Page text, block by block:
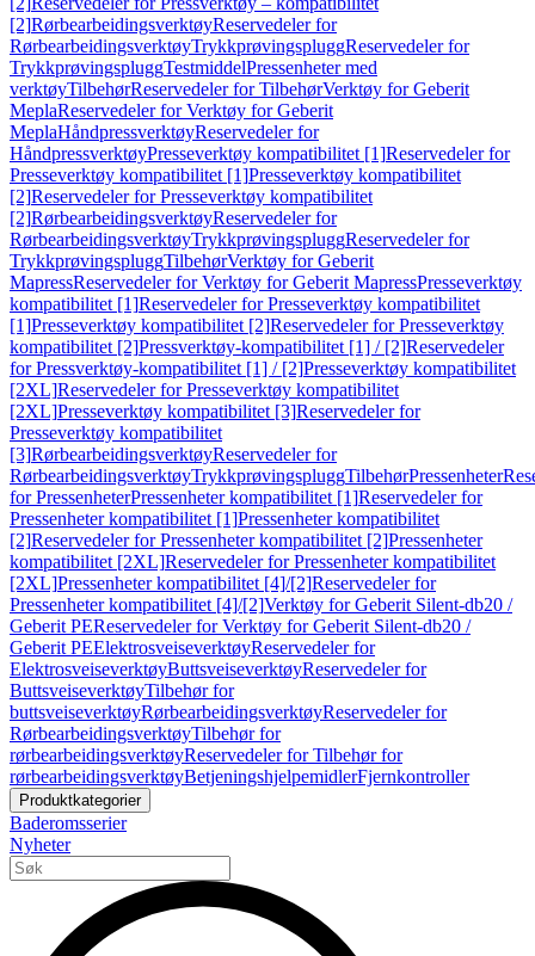
[2]RørbearbeidingsverktøyReservedeler for
RørbearbeidingsverktøyTrykkprøvingspluggReservedeler for
TrykkprøvingspluggTestmiddelPressenheter med
verktøyTilbehørReservedeler for TilbehørVerktøy for Geberit
MeplaReservedeler for Verktøy for Geberit
MeplaHåndpressverktøyReservedeler for
HåndpressverktøyPresseverktøy kompatibilitet [1]Reservedeler for
Presseverktøy kompatibilitet [1]Presseverktøy kompatibilitet
[2]Reservedeler for Presseverktøy kompatibilitet
[2]RørbearbeidingsverktøyReservedeler for
RørbearbeidingsverktøyTrykkprøvingspluggReservedeler for
TrykkprøvingspluggTilbehørVerktøy for Geberit
MapressReservedeler for Verktøy for Geberit MapressPresseverktøy
kompatibilitet [1]Reservedeler for Presseverktøy kompatibilitet
[1]Presseverktøy kompatibilitet [2]Reservedeler for Presseverktøy
kompatibilitet [2]Pressverktøy-kompatibilitet [1] / [2]Reservedeler
for Pressverktøy-kompatibilitet [1] / [2]Presseverktøy kompatibilitet
[2XL]Reservedeler for Presseverktøy kompatibilitet
[2XL]Presseverktøy kompatibilitet [3]Reservedeler for
Presseverktøy kompatibilitet
[3]RørbearbeidingsverktøyReservedeler for
RørbearbeidingsverktøyTrykkprøvingspluggTilbehørPressenheter
for PressenheterPressenheter kompatibilitet [1]Reservedeler for
Pressenheter kompatibilitet [1]Pressenheter kompatibilitet
[2]Reservedeler for Pressenheter kompatibilitet [2]Pressenheter
kompatibilitet [2XL]Reservedeler for Pressenheter kompatibilitet
[2XL]Pressenheter kompatibilitet [4]/[2]Reservedeler for
Pressenheter kompatibilitet [4]/[2]Verktøy for Geberit Silent-db20 /
Geberit PEReservedeler for Verktøy for Geberit Silent-db20 /
Geberit PEElektrosveiseverktøyReservedeler for
ElektrosveiseverktøyButtsveiseverktøyReservedeler for
ButtsveiseverktøyTilbehør for
buttsveiseverktøyRørbearbeidingsverktøyReservedeler for
RørbearbeidingsverktøyTilbehør for
rørbearbeidingsverktøyReservedeler for Tilbehør for
rørbearbeidingsverktøyBetjeningshjelpemidlerFjernkontroller
Produktkategorier
Baderomsserier
Nyheter